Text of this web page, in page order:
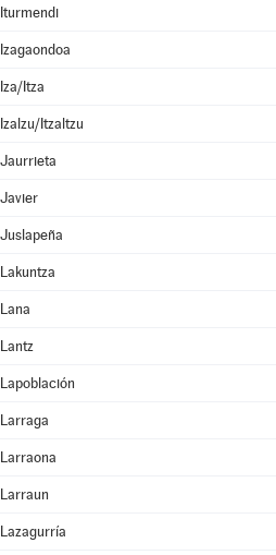
Iturmendi
Izagaondoa
Iza/Itza
Izalzu/Itzaltzu
Jaurrieta
Javier
Juslapeña
Lakuntza
Lana
Lantz
Lapoblación
Larraga
Larraona
Larraun
Lazagurría